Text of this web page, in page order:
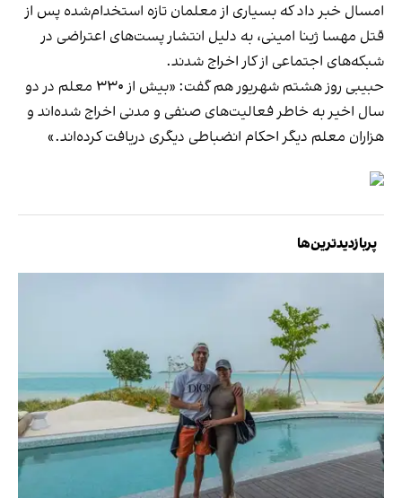
امسال خبر داد که بسیاری از معلمان تازه استخدام‌شده پس از
قتل مهسا ژینا امینی، به دلیل انتشار پست‌‌های اعتراضی در
شبکه‌های اجتماعی از کار اخراج شدند.
حبیبی روز هشتم شهریور هم گفت: «بیش از ۳۳۰ معلم در دو
سال اخیر به خاطر فعالیت‌های صنفی و مدنی اخراج شده‌اند و
هزاران معلم دیگر احکام انضباطی دیگری دریافت کرده‌اند.»
پربازدیدترین‌ها